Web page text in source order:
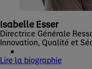
Isabelle Esser
Directrice Générale
Innovation, Qualité et
Lire la biographie